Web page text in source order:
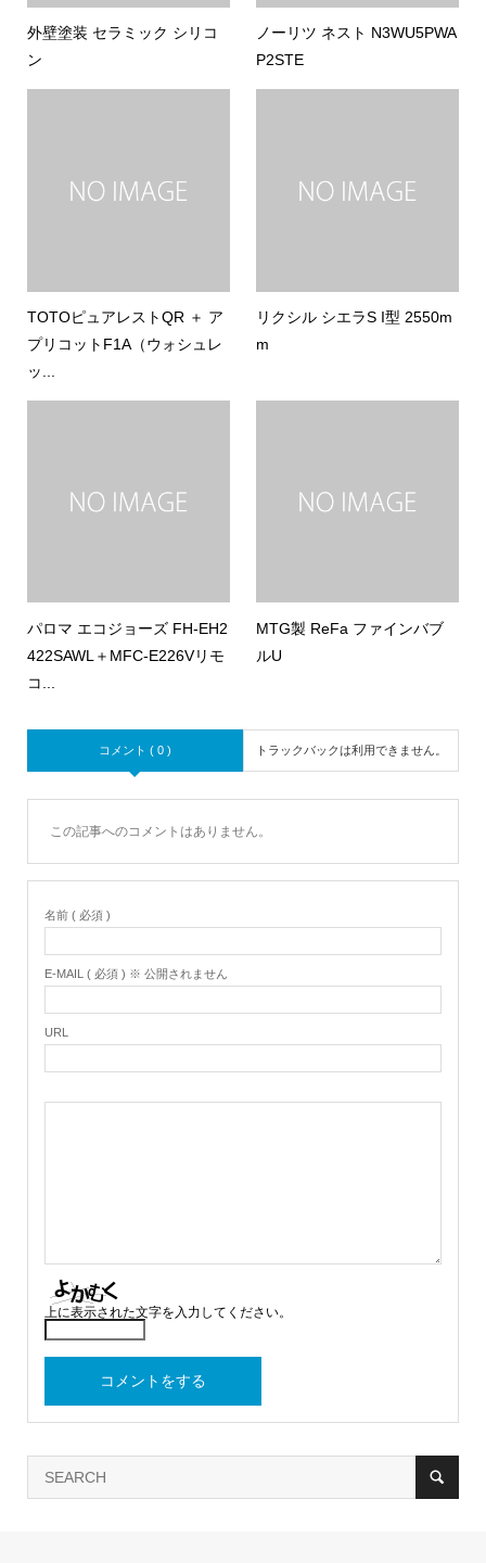
外壁塗装 セラミック シリコ
ン
ノーリツ ネスト N3WU5PWA
P2STE
TOTOピュアレストQR ＋ ア
プリコットF1A（ウォシュレ
ッ...
リクシル シエラS I型 2550m
m
パロマ エコジョーズ FH-EH2
422SAWL＋MFC-E226Vリモ
コ...
MTG製 ReFa ファインバブ
ルU
コメント ( 0 ) トラックバックは利用できません。
この記事へのコメントはありません。
名前 ( 必須 )
E-MAIL ( 必須 ) ※ 公開されません
URL
上に表示された文字を入力してください。